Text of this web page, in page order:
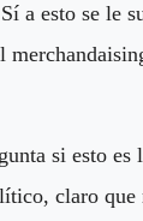
a esto se le
si esto
claro que